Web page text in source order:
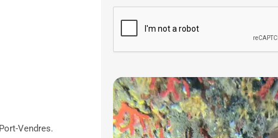
Vendres.